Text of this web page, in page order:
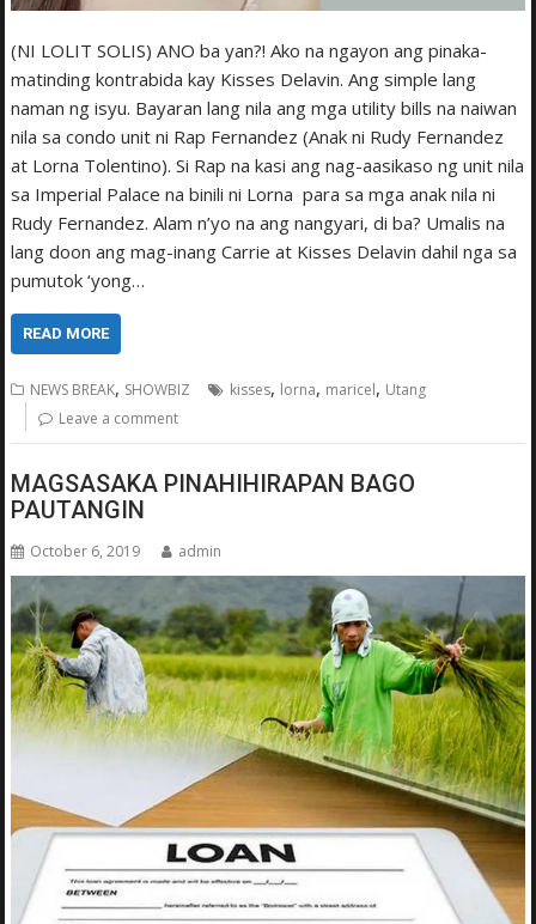
(NI LOLIT SOLIS) ANO ba yan?! Ako na ngayon ang pinaka-
matinding kontrabida kay Kisses Delavin. Ang simple lang
naman ng isyu. Bayaran lang nila ang mga utility bills na naiwan
nila sa condo unit ni Rap Fernandez (Anak ni Rudy Fernandez
at Lorna Tolentino). Si Rap na kasi ang nag-aasikaso ng unit nila
sa Imperial Palace na binili ni Lorna para sa mga anak nila ni
Rudy Fernandez. Alam n’yo na ang nangyari, di ba? Umalis na
lang doon ang mag-inang Carrie at Kisses Delavin dahil nga sa
pumutok ‘yong…
READ MORE
NEWS BREAK, SHOWBIZ kisses, lorna, maricel, Utang
Leave a comment
MAGSASAKA PINAHIHIRAPAN BAGO
PAUTANGIN
October 6, 2019 admin